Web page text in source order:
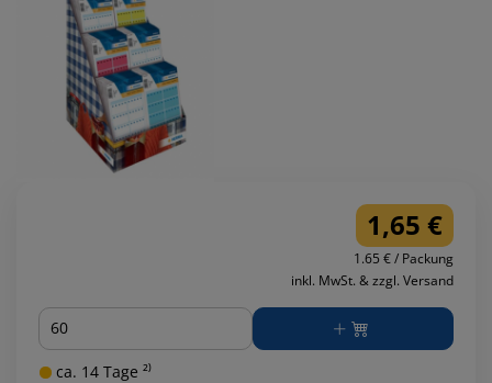
1,65 €
1.65 € / Packung
inkl. MwSt. & zzgl. Versand
Menge
ca. 14 Tage ²⁾